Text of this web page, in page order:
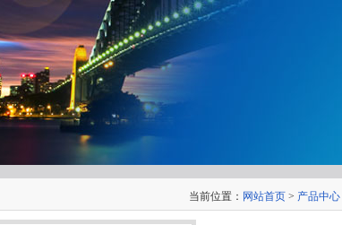
当前位置： 网站首页 > 产品中心